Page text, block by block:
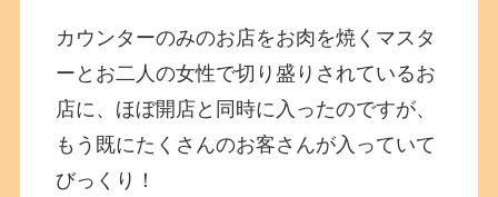
カウンターのみのお店をお肉を焼くマスタ
ーとお二人の女性で切り盛りされているお
店に、ほぼ開店と同時に入ったのですが、
もう既にたくさんのお客さんが入っていて
びっくり！